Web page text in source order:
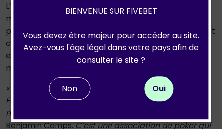
L’association lutte contre l’endométriose, une
maladie chronique, inflammatoire et systémique qui
peut toucher tous les organes chez la femme. Elle est
complexe, mal connue, potentiellement invalidante
et toucherait 10 à 20% des femmes, soit près de 180
millions de personnes dans le monde.
«ENDOmind nous a approché grâce à Mickael
Freydier
, un joueur qui avait l’habitude de venir sur
nos tournois et qui avait
Benjamin Camps.C’est une association de poker qui
BIENVENUE SUR FIVEBET
Vous devez être majeur pour accéder au site.
Avez-vous l'âge légal dans votre pays afin de
consulter le site ?
Non Oui